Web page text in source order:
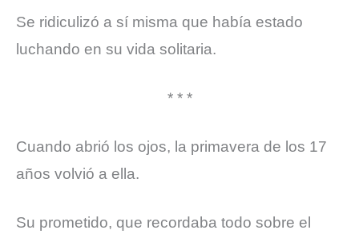
Se ridiculizó a sí misma que había estado
luchando en su vida solitaria.
* * *
Cuando abrió los ojos, la primavera de los 17
años volvió a ella.
Su prometido, que recordaba todo sobre el